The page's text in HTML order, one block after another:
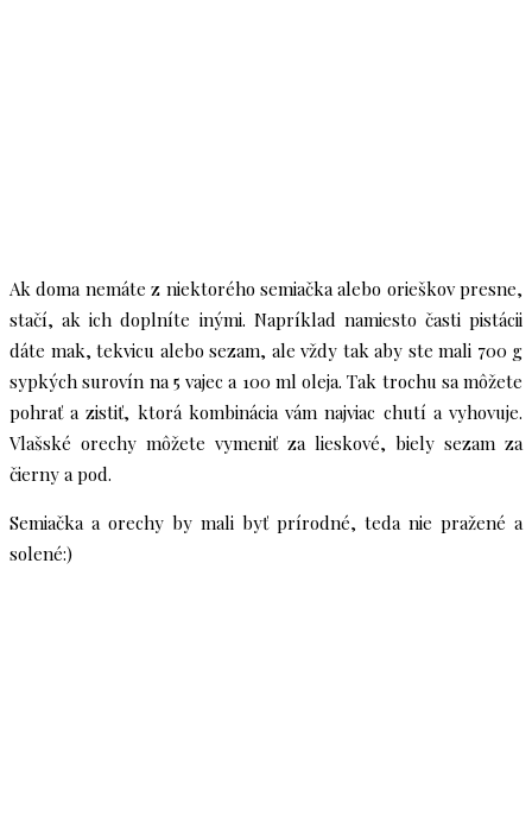
Ak doma nemáte z niektorého semiačka alebo orieškov presne,
stačí, ak ich doplníte inými. Napríklad namiesto časti pistácii
dáte mak, tekvicu alebo sezam, ale vždy tak aby ste mali 700 g
sypkých surovín na 5 vajec a 100 ml oleja. Tak trochu sa môžete
pohrať a zistiť, ktorá kombinácia vám najviac chutí a vyhovuje.
Vlašské orechy môžete vymeniť za lieskové, biely sezam za
čierny a pod.
Semiačka a orechy by mali byť prírodné, teda nie pražené a
solené:)